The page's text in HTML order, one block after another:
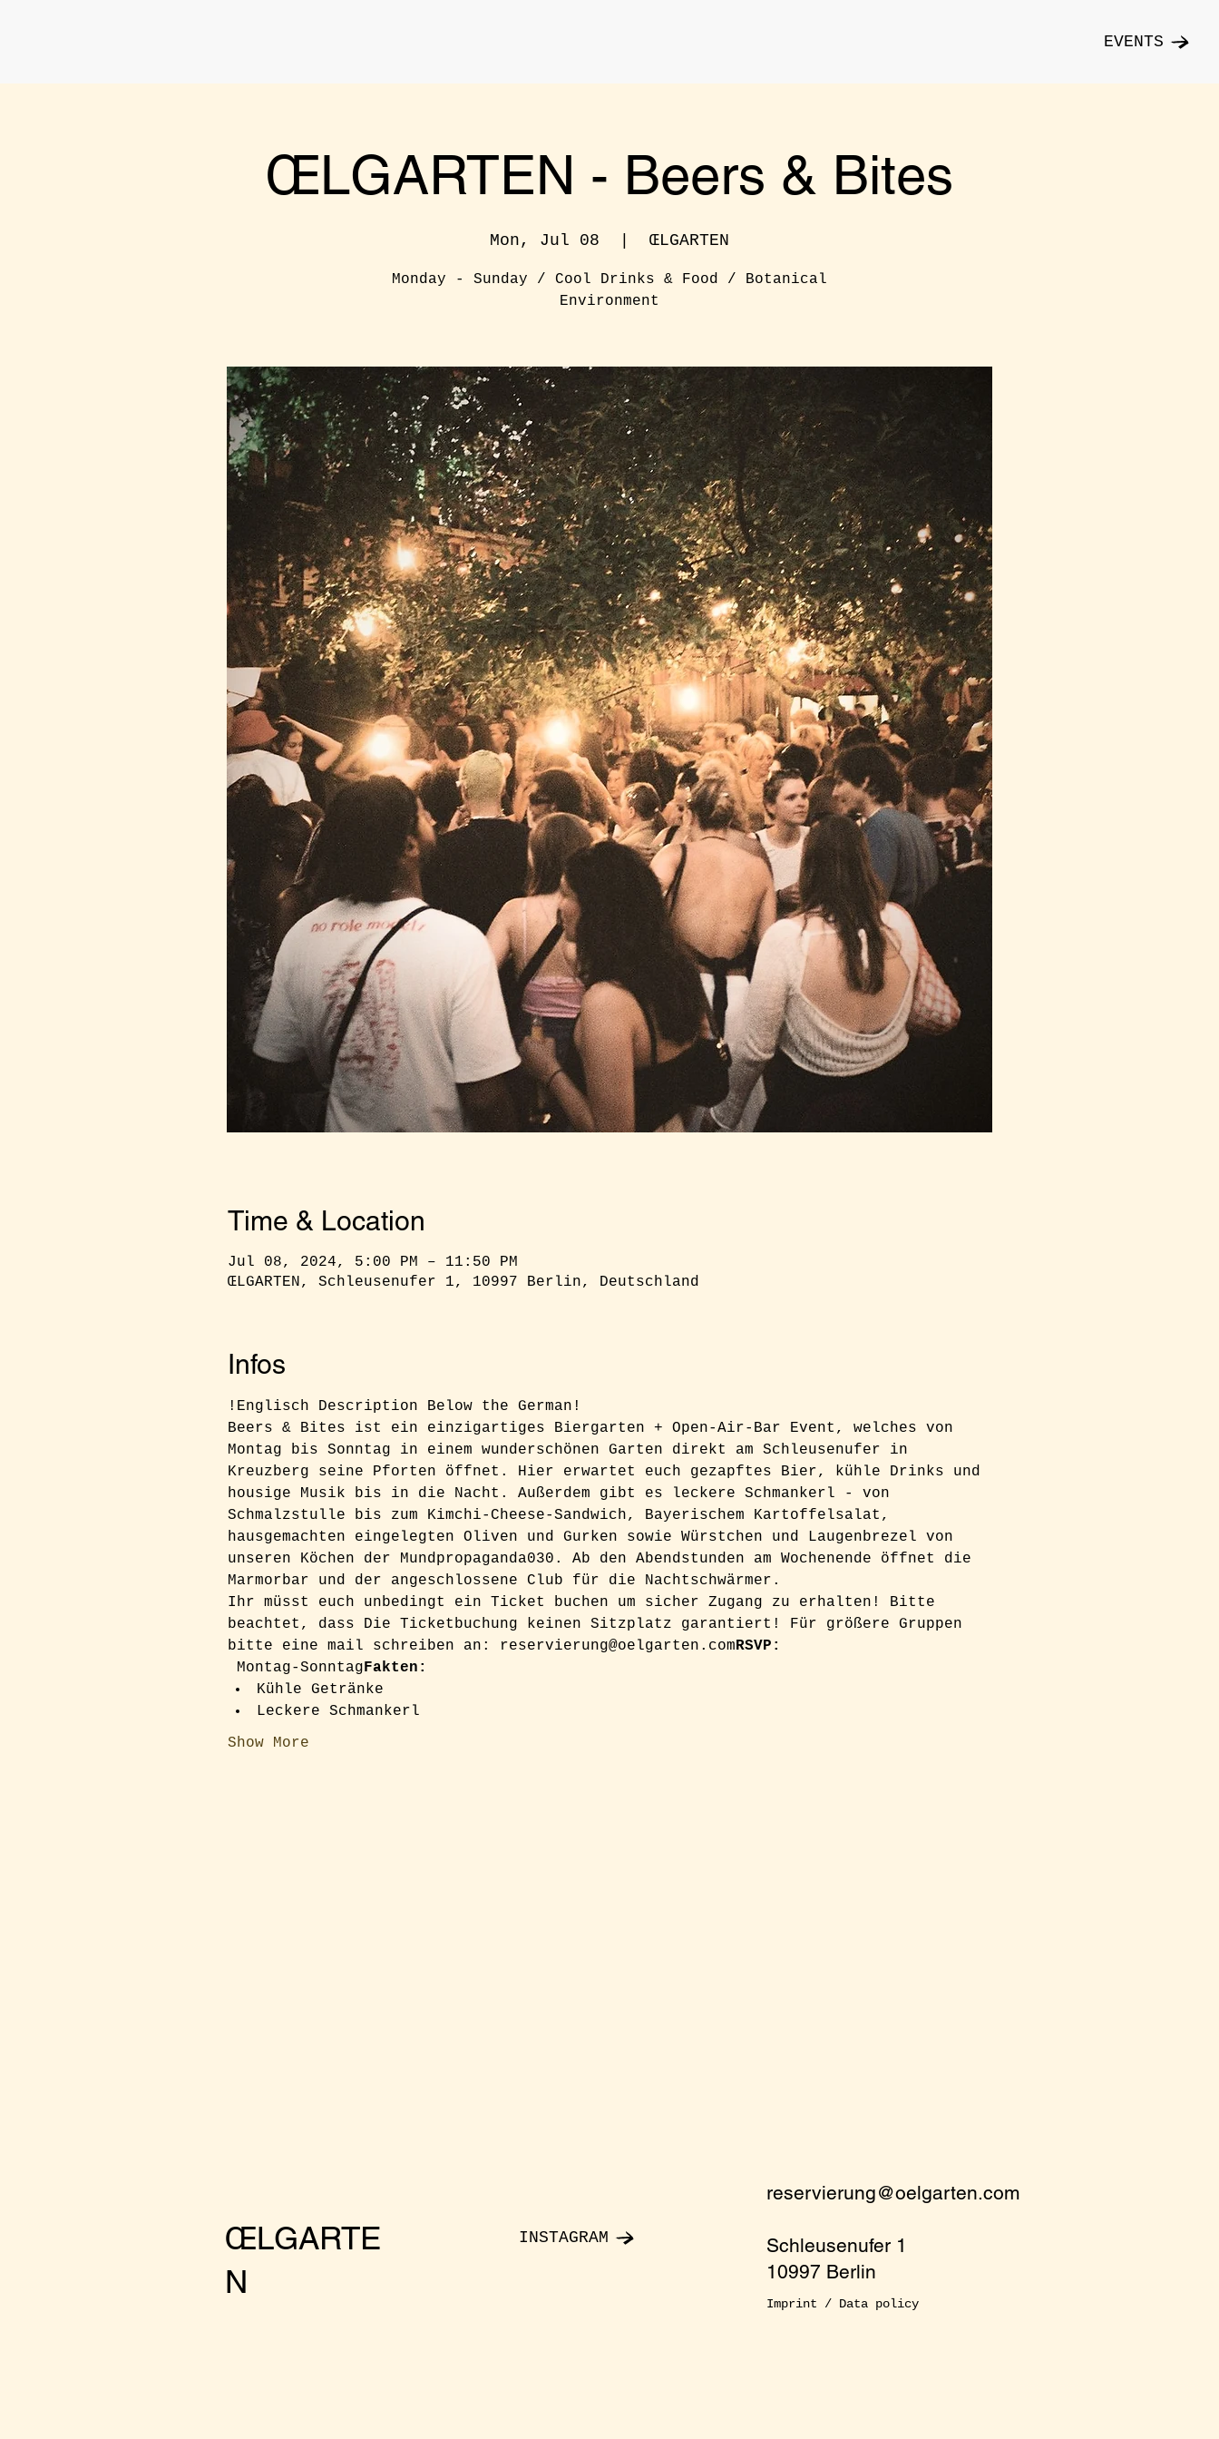
EVENTS
ŒLGARTEN - Beers & Bites
Mon, Jul 08 ŒLGARTEN
Monday - Sunday / Cool Drinks & Food / Botanical
Environment
Time & Location
Jul 08, 2024, 5:00 PM – 11:50 PM
ŒLGARTEN, Schleusenufer 1, 10997 Berlin, Deutschland
Infos
!Englisch Description Below the German!
Beers & Bites ist ein einzigartiges Biergarten + Open-Air-Bar Event, welches von
Montag bis Sonntag in einem wunderschönen Garten direkt am Schleusenufer in
Kreuzberg seine Pforten öffnet. Hier erwartet euch gezapftes Bier, kühle Drinks und
housige Musik bis in die Nacht. Außerdem gibt es leckere Schmankerl - von
Schmalzstulle bis zum Kimchi-Cheese-Sandwich, Bayerischem Kartoffelsalat,
hausgemachten eingelegten Oliven und Gurken sowie Würstchen und Laugenbrezel von
unseren Köchen der Mundpropaganda030. Ab den Abendstunden am Wochenende öffnet die
Marmorbar und der angeschlossene Club für die Nachtschwärmer.
Ihr müsst euch unbedingt ein Ticket buchen um sicher Zugang zu erhalten! Bitte
beachtet, dass Die Ticketbuchung keinen Sitzplatz garantiert! Für größere Gruppen
bitte eine mail schreiben an: reservierung@oelgarten.comRSVP:
Montag-SonntagFakten:
Kühle Getränke
Leckere Schmankerl
Show More
ŒLGARTE
N
INSTAGRAM
reservierung@oelgarten.com
Schleusenufer 1
10997 Berlin
Imprint / Data policy